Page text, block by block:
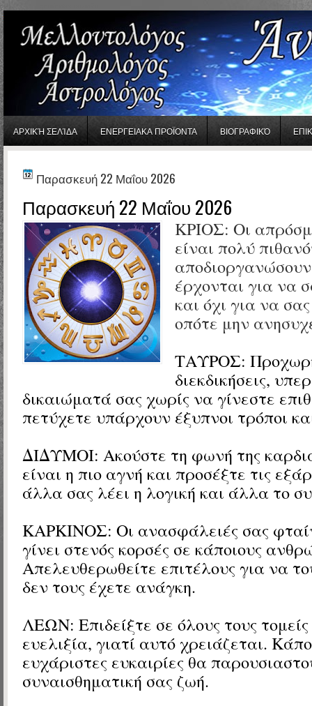
ΑΡΧΙΚΉ ΣΕΛΊΔΑ ΕΝΕΡΓΕΙΑΚΑ ΠΡΟΪΟΝΤΑ ΒΙΟΓΡΑΦΙΚΌ
Παρασκευή 22 Μαΐου 2026
Παρασκευή 22 Μαΐου 2026
ΚΡΙΟΣ: Οι
είναι πολύ
έρχονται για να
και όχι για να
οπότε μην
ΤΑΥΡΟΣ:
διεκδικήσεις,
δικαιώματά σας χωρίς να γίνεστε
πετύχετε υπάρχουν έξυπνοι τρόποι
ΔΙΔΥΜΟΙ: Ακούστε τη φωνή της
είναι η πιο αγνή και προσέξτε τις
άλλα σας λέει η λογική και άλλα το
ΚΑΡΚΙΝΟΣ: Οι ανασφάλειές σας
γίνει στενός κορσές σε κάποιους
Απελευθερωθείτε επιτέλους για να
δεν τους έχετε ανάγκη.
ΛΕΩΝ: Επιδείξτε σε όλους τους
ευελιξία, γιατί αυτό χρειάζεται.
ευχάριστες ευκαιρίες θα
συναισθηματική σας ζωή.